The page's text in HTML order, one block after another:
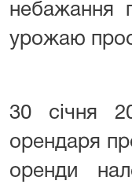
небажання
урожаю
30 січня
орендаря
оренди